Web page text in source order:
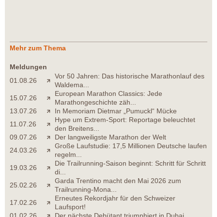
Mehr zum Thema
Meldungen
01.08.26
Vor 50 Jahren: Das historische Marathonlauf des
Waldema...
15.07.26
European Marathon Classics: Jede
Marathongeschichte zäh...
13.07.26
In Memoriam Dietmar „Pumuckl“ Mücke
11.07.26
Hype um Extrem-Sport: Reportage beleuchtet
den Breitens...
09.07.26
Der langweiligste Marathon der Welt
24.03.26
Große Laufstudie: 17,5 Millionen Deutsche laufen
regelm...
19.03.26
Die Trailrunning-Saison beginnt: Schritt für Schritt
di...
25.02.26
Garda Trentino macht den Mai 2026 zum
Trailrunning-Mona...
17.02.26
Erneutes Rekordjahr für den Schweizer
Laufsport!